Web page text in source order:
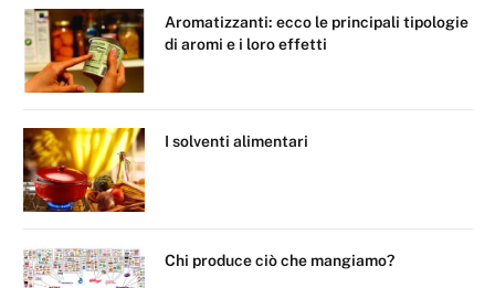
Aromatizzanti: ecco le principali tipologie
di aromi e i loro effetti
I solventi alimentari
Chi produce ciò che mangiamo?